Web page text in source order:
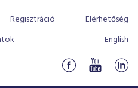
Regisztráció
Elérhetőség
English